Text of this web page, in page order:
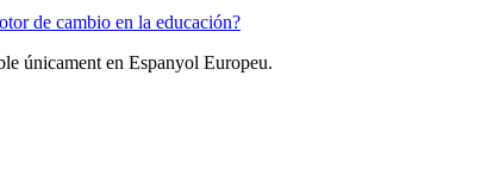
de cambio en la educación?
únicament en Espanyol Europeu.